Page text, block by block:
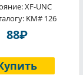
XF-UNC
KM# 126
88P